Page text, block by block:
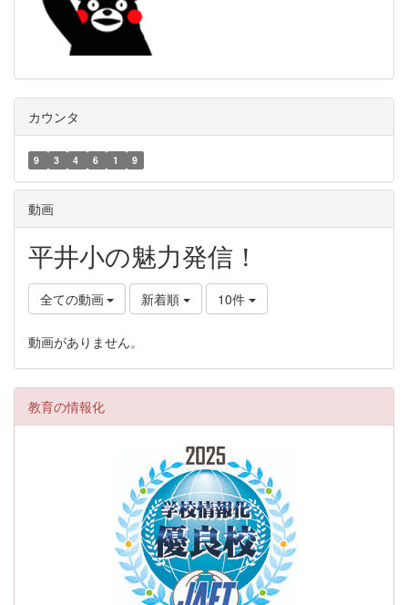
カウンタ
9 3 4 6 1 9
動画
平井小の魅力発信！
全ての動画 新着順 10件
動画がありません。
教育の情報化